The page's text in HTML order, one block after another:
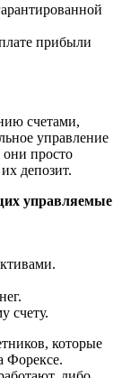
прибыли
счетами,
управление
просто
депозит.
управляемые
счету.
которые
Форексе.